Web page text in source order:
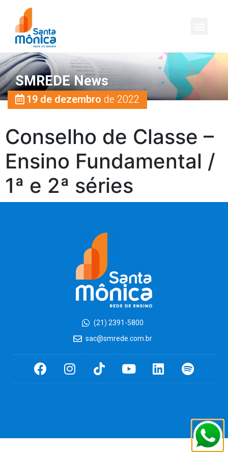
SMREDE News
19 de dezembro de 2022
Conselho de Classe –
Ensino Fundamental /
1ª e 2ª séries
(21) 2391-5800
sac@smrede.com.br